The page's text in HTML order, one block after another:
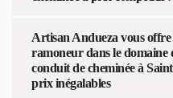
Artisan Andueza vous
ramoneur dans le
conduit de cheminée à
prix inégalables